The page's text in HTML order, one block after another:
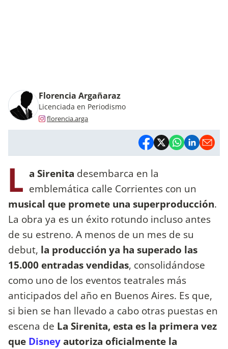
Florencia Argañaraz
Licenciada en Periodismo
florencia.arga
L a Sirenita desembarca en la
emblemática calle Corrientes con un
musical que promete una superproducción.
La obra ya es un éxito rotundo incluso antes
de su estreno. A menos de un mes de su
debut, la producción ya ha superado las
15.000 entradas vendidas, consolidándose
como uno de los eventos teatrales más
anticipados del año en Buenos Aires. Es que,
si bien se han llevado a cabo otras puestas en
escena de La Sirenita, esta es la primera vez
que Disneyautoriza oficialmente la